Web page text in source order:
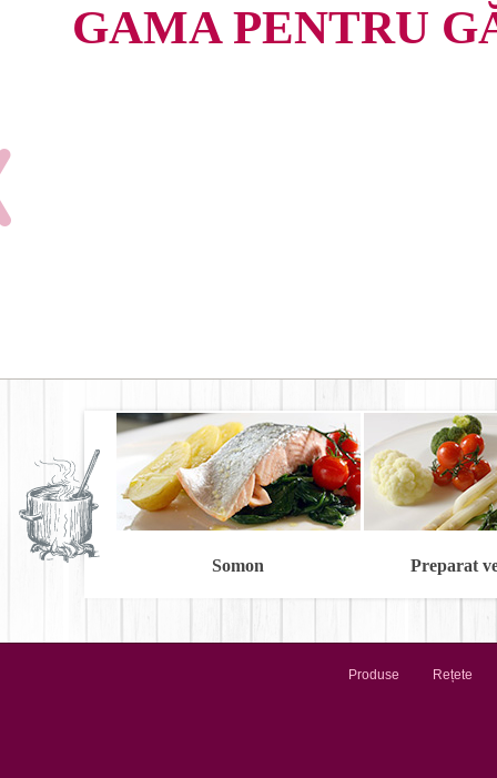
GAMA PENTRU
Somon Preparat
Produse Rețete